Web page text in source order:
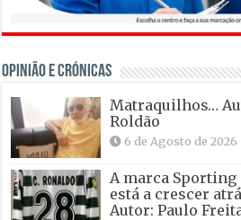
OPINIÃO E CRÓNICAS
Matraquilhos…
Roldão
6 de Agosto de 2026
A marca Sporting
está a crescer
Autor: Paulo